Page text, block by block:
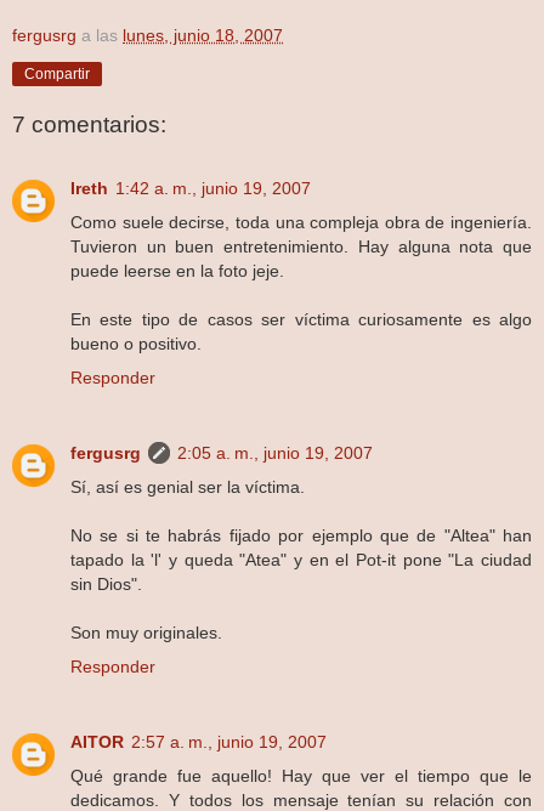
fergusrg a las lunes, junio 18, 2007
Compartir
7 comentarios:
Ireth 1:42 a. m., junio 19, 2007
Como suele decirse, toda una compleja obra de ingeniería.
Tuvieron un buen entretenimiento. Hay alguna nota que
puede leerse en la foto jeje.
En este tipo de casos ser víctima curiosamente es algo
bueno o positivo.
Responder
fergusrg
2:05 a. m., junio 19, 2007
Sí, así es genial ser la víctima.
No se si te habrás fijado por ejemplo que de "Altea" han
tapado la 'l' y queda "Atea" y en el Pot-it pone "La ciudad
sin Dios".
Son muy originales.
Responder
AITOR 2:57 a. m., junio 19, 2007
Qué grande fue aquello! Hay que ver el tiempo que le
dedicamos. Y todos los mensaje tenían su relación con